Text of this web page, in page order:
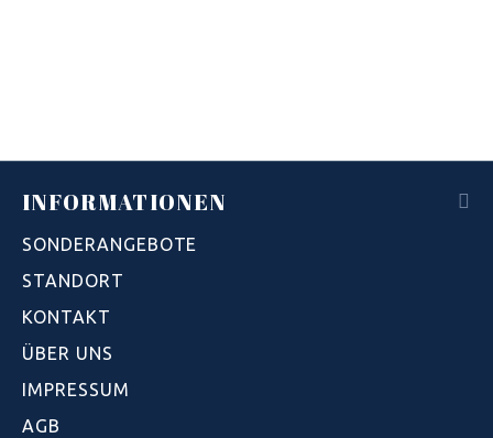
INFORMATIONEN
SONDERANGEBOTE
STANDORT
KONTAKT
ÜBER UNS
IMPRESSUM
AGB